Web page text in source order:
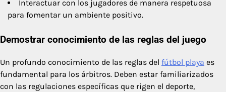
Interactuar con los jugadores de manera respetuosa
para fomentar un ambiente positivo.
Demostrar conocimiento de las reglas del juego
Un profundo conocimiento de las reglas del fútbol playa es
fundamental para los árbitros. Deben estar familiarizados
con las regulaciones específicas que rigen el deporte,